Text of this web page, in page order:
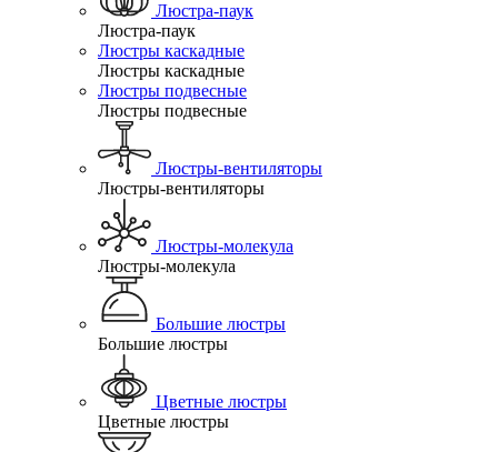
Люстра-паук
Люстра-паук
Люстры каскадные
Люстры каскадные
Люстры подвесные
Люстры подвесные
Люстры-вентиляторы
Люстры-вентиляторы
Люстры-молекула
Люстры-молекула
Большие люстры
Большие люстры
Цветные люстры
Цветные люстры